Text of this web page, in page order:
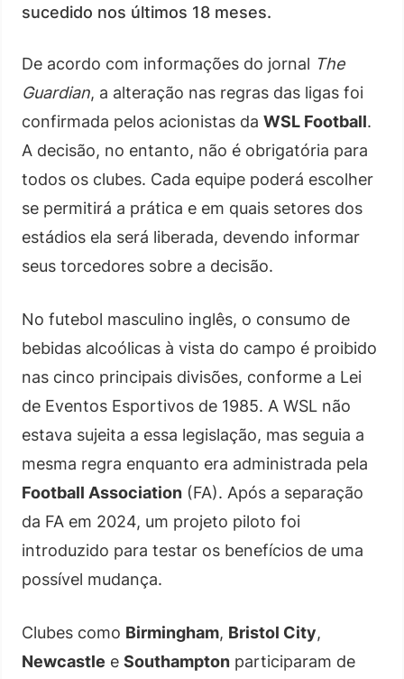
sucedido nos últimos 18 meses.
De acordo com informações do jornal The
Guardian, a alteração nas regras das ligas foi
confirmada pelos acionistas da WSL Football.
A decisão, no entanto, não é obrigatória para
todos os clubes. Cada equipe poderá escolher
se permitirá a prática e em quais setores dos
estádios ela será liberada, devendo informar
seus torcedores sobre a decisão.
No futebol masculino inglês, o consumo de
bebidas alcoólicas à vista do campo é proibido
nas cinco principais divisões, conforme a Lei
de Eventos Esportivos de 1985. A WSL não
estava sujeita a essa legislação, mas seguia a
mesma regra enquanto era administrada pela
Football Association (FA). Após a separação
da FA em 2024, um projeto piloto foi
introduzido para testar os benefícios de uma
possível mudança.
Clubes como Birmingham, Bristol City,
Newcastle e Southampton participaram de